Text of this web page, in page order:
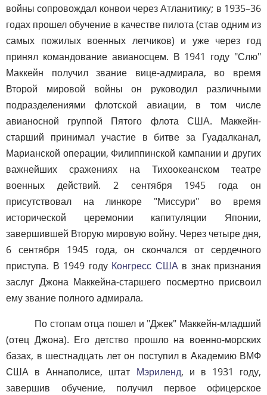
войны сопровождал конвои через Атланитику; в 1935–36
годах прошел обучение в качестве пилота (став одним из
самых пожилых военных летчиков) и уже через год
принял командование авианосцем. В 1941 году "Слю"
Маккейн получил звание вице-адмирала, во время
Второй мировой войны он руководил различными
подразделениями флотской авиации, в том числе
авианосной группой Пятого флота США. Маккейн-
старший принимал участие в битве за Гуадалканал,
Марианской операции, Филиппинской кампании и других
важнейших сражениях на Тихоокеанском театре
военных действий. 2 сентября 1945 года он
присутствовал на линкоре "Миссури" во время
исторической церемонии капитуляции Японии,
завершившей Вторую мировую войну. Через четыре дня,
6 сентября 1945 года, он скончался от сердечного
приступа. В 1949 году Конгресс СШАв знак признания
заслуг Джона Маккейна-старшего посмертно присвоил
ему звание полного адмирала.
По стопам отца пошел и "Джек" Маккейн-младший
(отец Джона). Его детство прошло на военно-морских
базах, в шестнадцать лет он поступил в Академию ВМФ
США в Аннаполисе, штат Мэриленд, и в 1931 году,
завершив обучение, получил первое офицерское